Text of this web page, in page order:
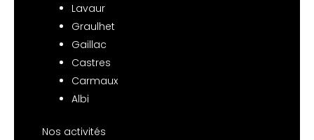
Lavaur
Graulhet
Gaillac
Castres
Carmaux
Albi
Nos activités